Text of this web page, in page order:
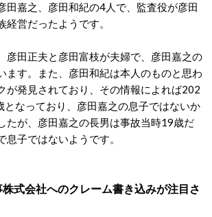
田嘉之、彦田和紀の4人で、監査役が彦田
営だったようです。
彦田正夫と彦田富枝が夫婦で、彦田嘉之の
ます。また、彦田和紀は本人のものと思わ
が発見されており、その情報によれば202
なっており、彦田嘉之の息子ではないか
たが、彦田嘉之の長男は事故当時19歳だ
息子ではないようです。
式会社へのクレーム書き込みが注目さ